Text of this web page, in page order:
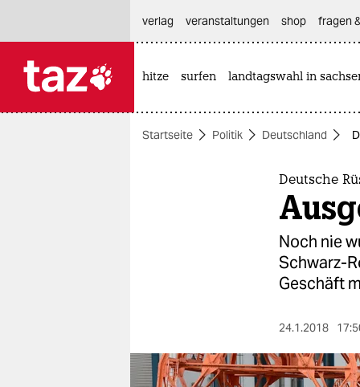
themen
berlin
verlag
veranstaltungen shop fragen
hitze surfen landtagswahl in
Startseite Politik Deutschland
Deutsche
Noch nie
Schwarz-
Geschäft
24.1.2018